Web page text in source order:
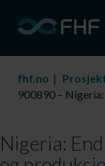
fhf.no
Nigeria: